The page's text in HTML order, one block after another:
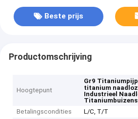
Beste prijs
Productomschrijving
Hoogtepunt
Gr9 Titaniumpijp
titanium
Industrieel
Betalingscondities
L/C, T/T